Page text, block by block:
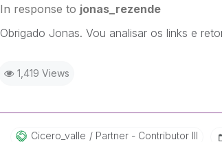
In response to jonas_rezende
Obrigado Jonas. Vou analisar os links e
1,419 Views
Cicero_valle Partner - Contributor III